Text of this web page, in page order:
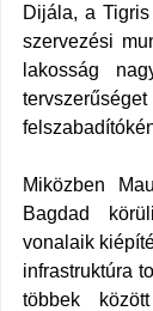
Dijála, a
szervezési
lakosság
Miközben
Bagdad
vonalaik
infrastruktúra
többek